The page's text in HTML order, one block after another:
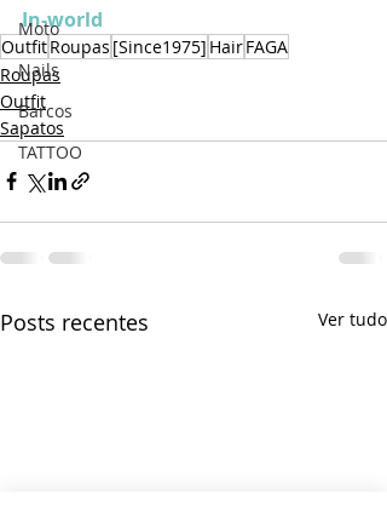
Moto
Nails
Barcos
TATTOO
In-world
OutfitRoupas [Since1975] HairFAGA
Roupas
Outfit
Sapatos
Posts recentes Ver tudo